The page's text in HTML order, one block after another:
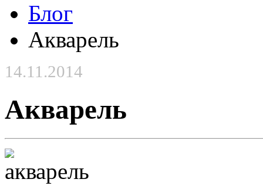
Блог
Акварель
14.11.2014
Акварель